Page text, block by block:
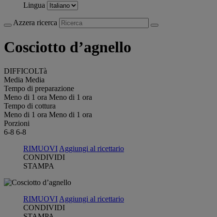
Lingua
Azzera ricerca
Cosciotto d’agnello
DIFFICOLTà
Media Media
Tempo di preparazione
Meno di 1 ora Meno di 1 ora
Tempo di cottura
Meno di 1 ora Meno di 1 ora
Porzioni
6-8 6-8
RIMUOVI Aggiungi al ricettario
CONDIVIDI
STAMPA
RIMUOVI Aggiungi al ricettario
CONDIVIDI